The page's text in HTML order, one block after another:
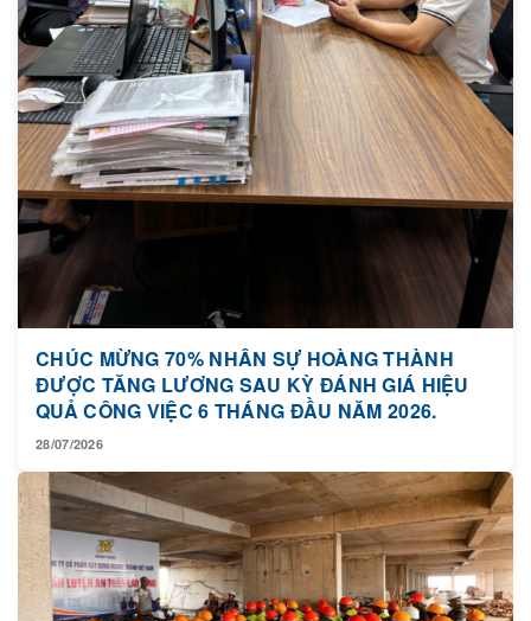
CHÚC MỪNG 70% NHÂN SỰ HOÀNG THÀNH
ĐƯỢC TĂNG LƯƠNG SAU KỲ ĐÁNH GIÁ HIỆU
QUẢ CÔNG VIỆC 6 THÁNG ĐẦU NĂM 2026.
28/07/2026